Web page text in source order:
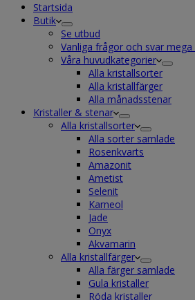
Startsida
Butik
Se utbud
Vanliga frågor och svar
Våra huvudkategorier
Alla kristallsorter
Alla kristallfärger
Alla månadsstenar
Kristaller & stenar
Alla kristallsorter
Alla sorter samlade
Rosenkvarts
Amazonit
Ametist
Selenit
Karneol
Jade
Onyx
Akvamarin
Alla kristallfärger
Alla färger samlade
Gula kristaller
Röda kristaller